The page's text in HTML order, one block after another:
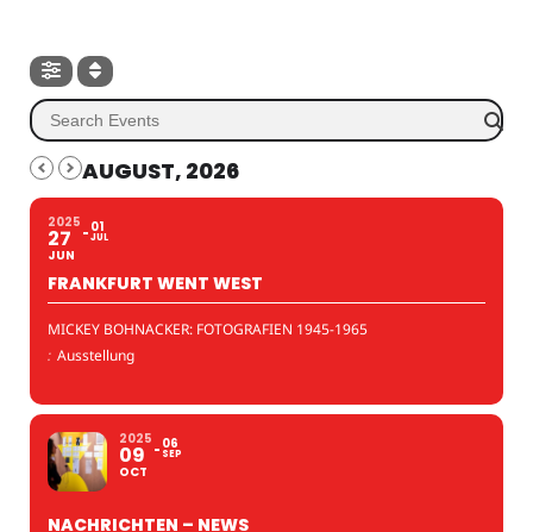
AUGUST, 2026
2025
27
JUN
01
JUL
FRANKFURT WENT WEST
MICKEY BOHNACKER: FOTOGRAFIEN 1945-1965
: Ausstellung
2025
09
OCT
06
SEP
NACHRICHTEN – NEWS